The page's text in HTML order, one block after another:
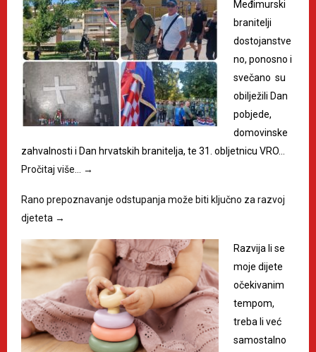
Međimurski
branitelji
dostojanstve
no, ponosno i
svečano su
obilježili Dan
pobjede,
domovinske
zahvalnosti i Dan hrvatskih branitelja, te 31. obljetnicu VRO…
Pročitaj više… →
Rano prepoznavanje odstupanja može biti ključno za razvoj
djeteta →
Razvija li se
moje dijete
očekivanim
tempom,
treba li već
samostalno